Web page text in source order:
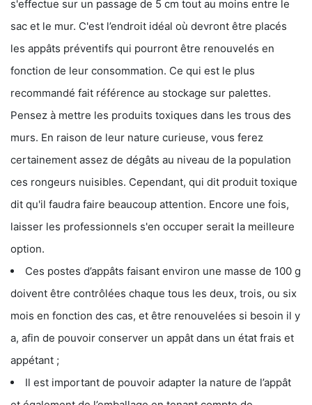
s'effectue sur un passage de 5 cm tout au moins entre le
sac et le mur. C'est l’endroit idéal où devront être placés
les appâts préventifs qui pourront être renouvelés en
fonction de leur consommation. Ce qui est le plus
recommandé fait référence au stockage sur palettes.
Pensez à mettre les produits toxiques dans les trous des
murs. En raison de leur nature curieuse, vous ferez
certainement assez de dégâts au niveau de la population
ces rongeurs nuisibles. Cependant, qui dit produit toxique
dit qu'il faudra faire beaucoup attention. Encore une fois,
laisser les professionnels s'en occuper serait la meilleure
option.
Ces postes d’appâts faisant environ une masse de 100 g
doivent être contrôlées chaque tous les deux, trois, ou six
mois en fonction des cas, et être renouvelées si besoin il y
a, afin de pouvoir conserver un appât dans un état frais et
appétant ;
Il est important de pouvoir adapter la nature de l’appât